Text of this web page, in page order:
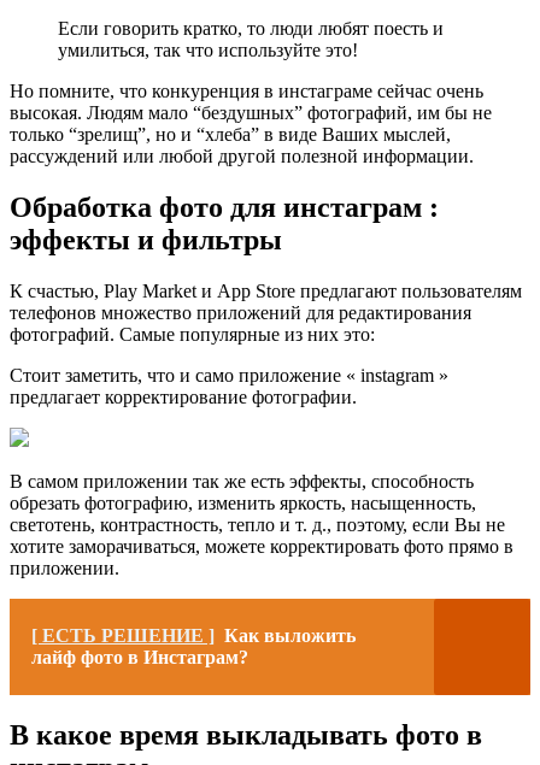
Если говорить кратко, то люди любят поесть и
умилиться, так что используйте это!
Но помните, что конкуренция в инстаграме сейчас очень
высокая. Людям мало “бездушных” фотографий, им бы не
только “зрелищ”, но и “хлеба” в виде Ваших мыслей,
рассуждений или любой другой полезной информации.
Обработка фото для инстаграм :
эффекты и фильтры
К счастью, Play Market и App Store предлагают пользователям
телефонов множество приложений для редактирования
фотографий. Самые популярные из них это:
Стоит заметить, что и само приложение « instagram »
предлагает корректирование фотографии.
В самом приложении так же есть эффекты, способность
обрезать фотографию, изменить яркость, насыщенность,
светотень, контрастность, тепло и т. д., поэтому, если Вы не
хотите заморачиваться, можете корректировать фото прямо в
приложении.
[ ЕСТЬ РЕШЕНИЕ ] Как выложить
лайф фото в Инстаграм?
В какое время выкладывать фото в